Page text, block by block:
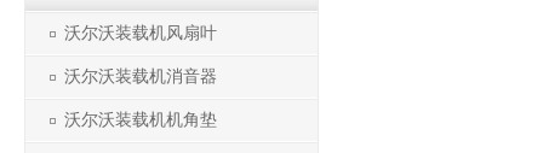
沃尔沃装载机风扇叶
沃尔沃装载机消音器
沃尔沃装载机机角垫